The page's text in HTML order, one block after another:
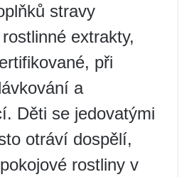
stravy
extrakty,
při
a
Děti se jedovatými
otráví dospělí,
rostliny v